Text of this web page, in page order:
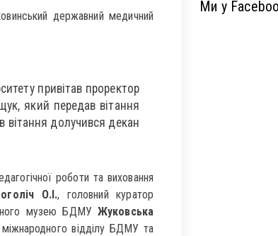
державний медичний
привітав проректор
який передав вітання
вітання долучився декан
роботи та виховання
О.І., головний куратор
музею БДМУЖуковська
міжнародного відділу БДМУ та
Ми у